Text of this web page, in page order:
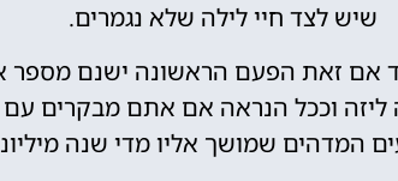
שיש לצד חיי לילה שלא נגמרים.
אם זאת הפעם הראשונה ישנם מספר
וככל הנראה אם אתם מבקרים עם
המדהים שמושך אליו מדי שנה